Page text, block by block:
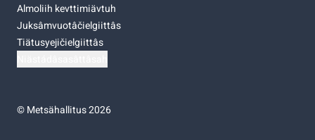
Almoliih kevttimiävtuh
Juksâmvuotâčielgiittâs
Tiätusyejičielgiittâs
©Metsähallitus 2026